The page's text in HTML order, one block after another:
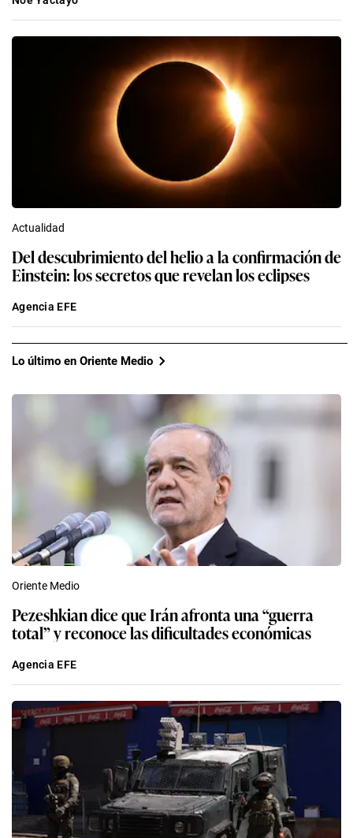
Actualidad
Del descubrimiento del helio a la confirmación de
Einstein: los secretos que revelan los eclipses
Agencia EFE
Lo último en Oriente Medio
Oriente Medio
Pezeshkian dice que Irán afronta una “guerra
total” y reconoce las dificultades económicas
Agencia EFE